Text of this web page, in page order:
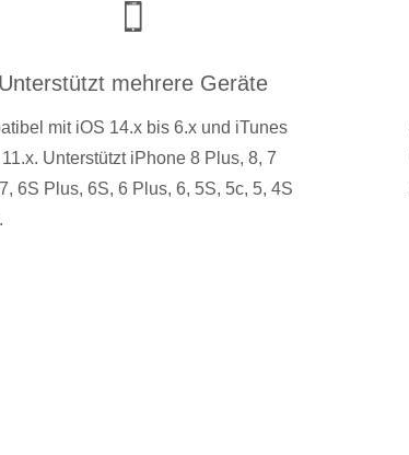
Unterstützt mehrere Geräte
mit iOS 14.x bis 6.x und iTunes
Unterstützt iPhone 8 Plus, 8, 7
6S Plus, 6S, 6 Plus, 6, 5S, 5c, 5, 4S